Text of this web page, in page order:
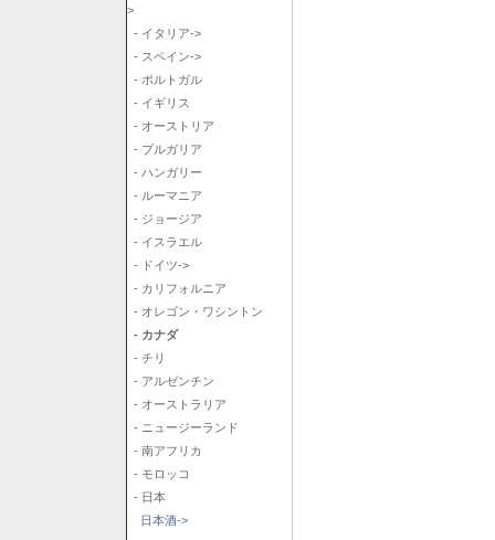
>
- イタリア->
- スペイン->
- ポルトガル
- イギリス
- オーストリア
- ブルガリア
- ハンガリー
- ルーマニア
- ジョージア
- イスラエル
- ドイツ->
- カリフォルニア
- オレゴン・ワシントン
- カナダ
- チリ
- アルゼンチン
- オーストラリア
- ニュージーランド
- 南アフリカ
- モロッコ
- 日本
日本酒->